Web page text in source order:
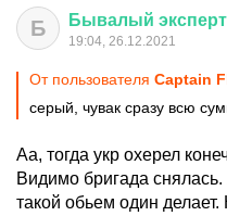
Б Бывалый эксперт
19:04, 26.12.2021
От пользователя Captain
серый, чувак сразу всю
Аа, тогда укр охерел
Видимо бригада
такой обьем один